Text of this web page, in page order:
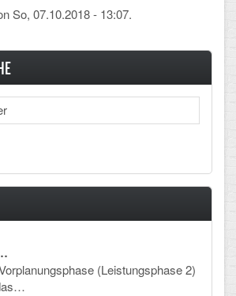
Dateien und Tauschordner)
So, 07.10.2018 - 13:07.
(Leistungsphase 2)